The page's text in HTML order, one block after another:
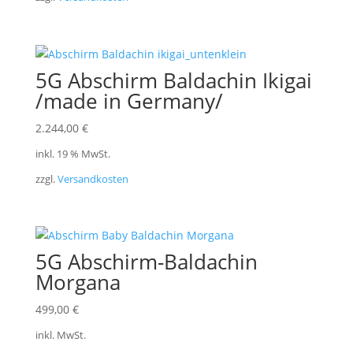
5G Abschirm Baldachin Ikigai
/made in Germany/
2.244,00 €
inkl. 19 % MwSt.
zzgl.Versandkosten
5G Abschirm-Baldachin
Morgana
499,00 €
inkl. MwSt.